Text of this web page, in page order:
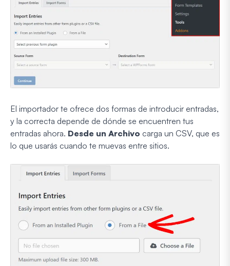
El importador te ofrece dos formas de introducir entradas,
y la correcta depende de dónde se encuentren tus
entradas ahora. Desde un Archivo carga un CSV, que es
lo que usarás cuando te muevas entre sitios.